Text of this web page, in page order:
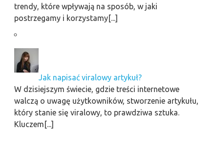
trendy, które wpływają na sposób, w jaki
postrzegamy i korzystamy[...]
Jak napisać viralowy artykuł?
W dzisiejszym świecie, gdzie treści internetowe
walczą o uwagę użytkowników, stworzenie artykułu,
który stanie się viralowy, to prawdziwa sztuka.
Kluczem[...]